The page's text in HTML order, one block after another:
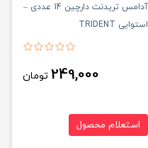
آدامس تریدنت دارچین 14 عددی –
استوایی TRIDENT
249,000 تومان
استعلام محصول